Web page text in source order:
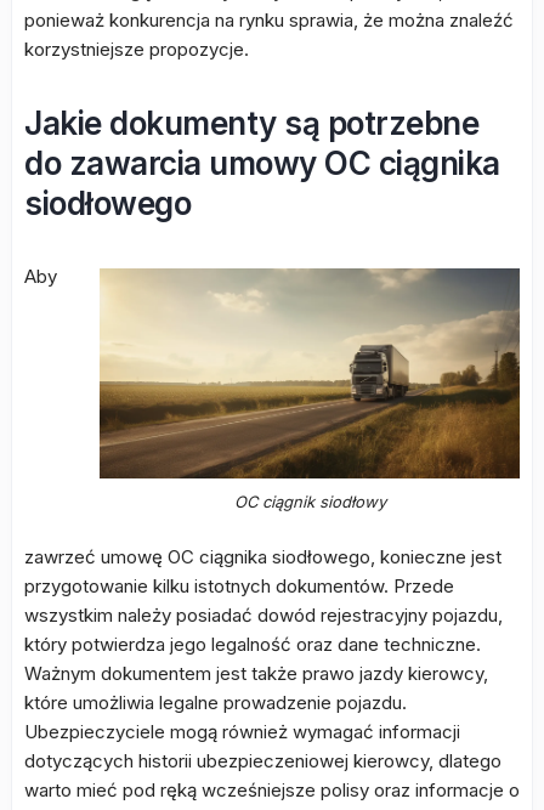
ponieważ konkurencja na rynku sprawia, że można znaleźć
korzystniejsze propozycje.
Jakie dokumenty są potrzebne
do zawarcia umowy OC ciągnika
siodłowego
OC ciągnik siodłowy
Aby
zawrzeć umowę OC ciągnika siodłowego, konieczne jest
przygotowanie kilku istotnych dokumentów. Przede
wszystkim należy posiadać dowód rejestracyjny pojazdu,
który potwierdza jego legalność oraz dane techniczne.
Ważnym dokumentem jest także prawo jazdy kierowcy,
które umożliwia legalne prowadzenie pojazdu.
Ubezpieczyciele mogą również wymagać informacji
dotyczących historii ubezpieczeniowej kierowcy, dlatego
warto mieć pod ręką wcześniejsze polisy oraz informacje o